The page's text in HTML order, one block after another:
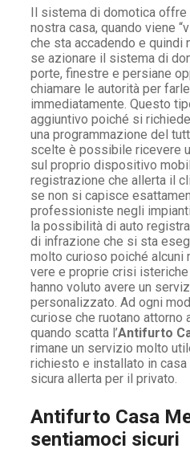
Il sistema di domotica
nostra casa, quando viene
che sta accadendo e quindi
se azionare il sistema di
porte, finestre e persiane
chiamare le autorità per
immediatamente. Questo
aggiuntivo poiché si
una programmazione del
scelte è possibile ricevere
sul proprio dispositivo
registrazione che allerta il
se non si capisce
professioniste negli
la possibilità di auto
di infrazione che si sta
molto curioso poiché alcuni
vere e proprie crisi
hanno voluto avere un
personalizzato. Ad ogni
curiose che ruotano attorno
quando scatta l’Antifurto
rimane un servizio molto
richiesto e installato in casa
sicura allerta per il privato.
Antifurto Casa
sentiamoci sicuri